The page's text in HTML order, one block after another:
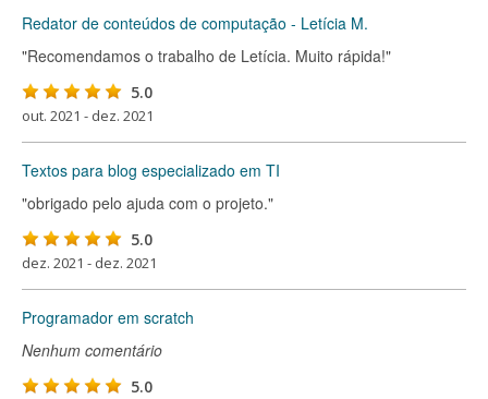
Redator de conteúdos de computação - Letícia M.
"Recomendamos o trabalho de Letícia. Muito rápida!"
5.0
out. 2021 - dez. 2021
Textos para blog especializado em TI
"obrigado pelo ajuda com o projeto."
5.0
dez. 2021 - dez. 2021
Programador em scratch
Nenhum comentário
5.0